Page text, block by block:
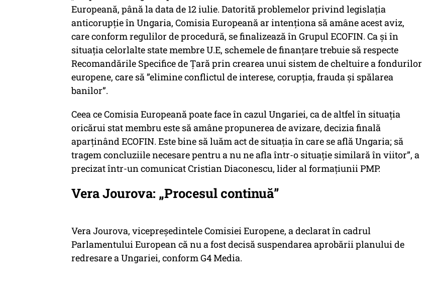
Europeană, până la data de 12 iulie. Datorită problemelor privind legislația
anticorupție în Ungaria, Comisia Europeană ar intenționa să amâne acest aviz,
care conform regulilor de procedură, se finalizează în Grupul ECOFIN. Ca și în
situația celorlalte state membre U.E, schemele de finanțare trebuie să respecte
Recomandările Specifice de Țară prin crearea unui sistem de cheltuire a fondurilor
europene, care să ”elimine conflictul de interese, corupția, frauda și spălarea
banilor”.
Ceea ce Comisia Europeană poate face în cazul Ungariei, ca de altfel în situația
oricărui stat membru este să amâne propunerea de avizare, decizia finală
aparținând ECOFIN. Este bine să luăm act de situația în care se află Ungaria; să
tragem concluziile necesare pentru a nu ne afla într-o situație similară în viitor”, a
precizat într-un comunicat Cristian Diaconescu, lider al formațiunii PMP.
Vera Jourova: „Procesul continuă”
Vera Jourova, vicepreședintele Comisiei Europene, a declarat în cadrul
Parlamentului European că nu a fost decisă suspendarea aprobării planului de
redresare a Ungariei, conform G4 Media.